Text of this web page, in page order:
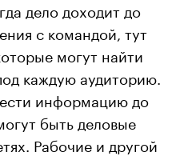
дело доходит до
с командой, тут
могут найти
каждую аудиторию.
информацию до
быть деловые
Рабочие и другой